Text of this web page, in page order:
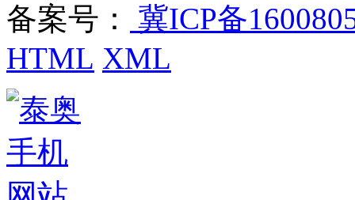
备案号：
冀ICP备
HTML XML